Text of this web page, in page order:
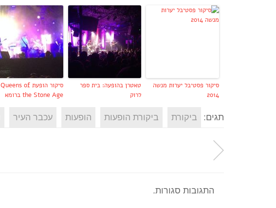
סיקור פסטיבל יערות מנשה
2014
טאטרן בהופעה: בית ספר
לרוק
סיקור הופעת Queens of
the Stone Age ברומא
תגים: ביקורת ביקורת הופעות הופעות עכבר העיר
התגובות סגורות.